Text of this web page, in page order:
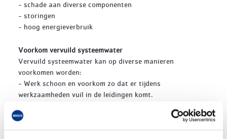
- schade aan diverse componenten
- storingen
- hoog energieverbruik
Voorkom vervuild systeemwater
Vervuild systeemwater kan op diverse manieren
voorkomen worden:
- Werk schoon en voorkom zo dat er tijdens
werkzaamheden vuil in de leidingen komt.
voorkomt dat er roestdeeltjes in de magnetische pomp